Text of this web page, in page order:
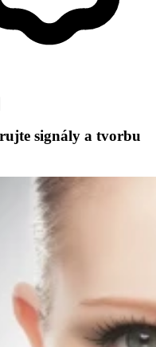
signály a tvorbu